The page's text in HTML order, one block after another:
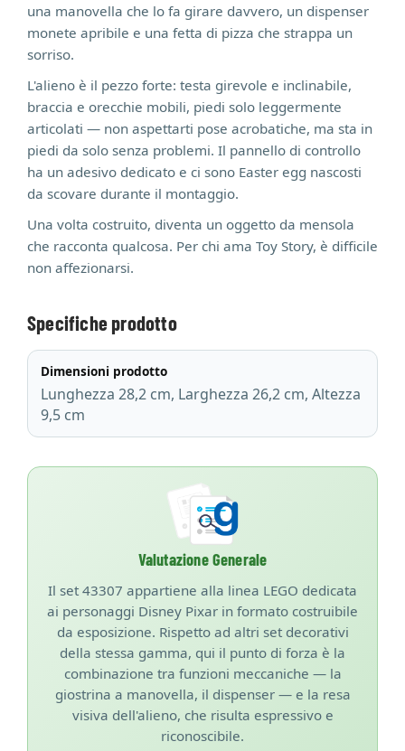
una manovella che lo fa girare davvero, un dispenser
monete apribile e una fetta di pizza che strappa un
sorriso.
L'alieno è il pezzo forte: testa girevole e inclinabile,
braccia e orecchie mobili, piedi solo leggermente
articolati — non aspettarti pose acrobatiche, ma sta in
piedi da solo senza problemi. Il pannello di controllo
ha un adesivo dedicato e ci sono Easter egg nascosti
da scovare durante il montaggio.
Una volta costruito, diventa un oggetto da mensola
che racconta qualcosa. Per chi ama Toy Story, è difficile
non affezionarsi.
Specifiche prodotto
Dimensioni prodotto
Lunghezza 28,2 cm, Larghezza 26,2 cm, Altezza
9,5 cm
Valutazione Generale
Il set 43307 appartiene alla linea LEGO dedicata
ai personaggi Disney Pixar in formato costruibile
da esposizione. Rispetto ad altri set decorativi
della stessa gamma, qui il punto di forza è la
combinazione tra funzioni meccaniche — la
giostrina a manovella, il dispenser — e la resa
visiva dell'alieno, che risulta espressivo e
riconoscibile.